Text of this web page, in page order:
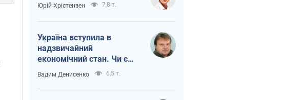
Юрій Хрістензен 7,8 т.
Україна вступила в
надзвичайний
економічний стан. Чи є
світло вкінці тунелю?
Вадим Денисенко 6,5 т.